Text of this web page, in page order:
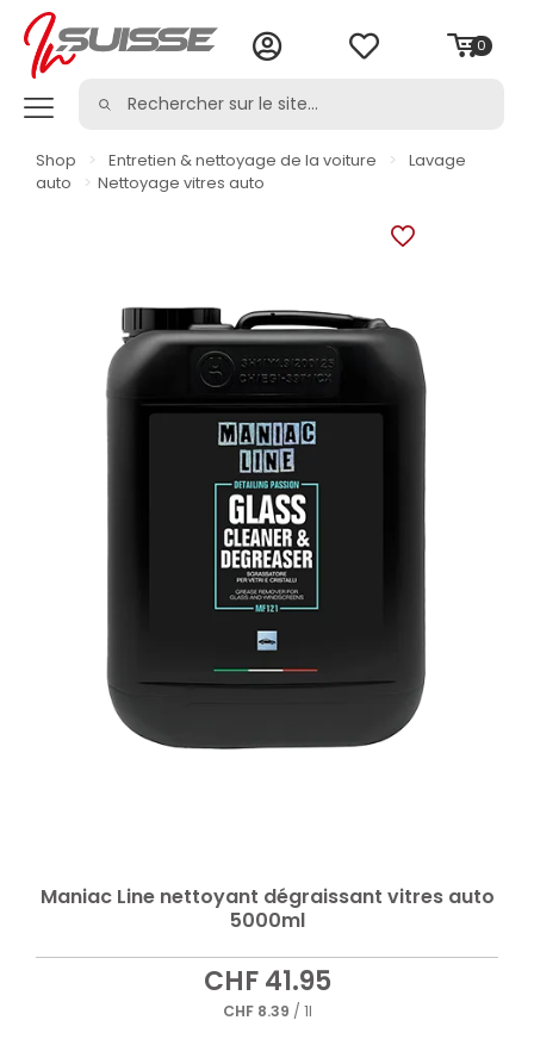
0
Shop > Entretien & nettoyage de la voiture >
Lavage
auto
> Nettoyage vitres auto
Maniac Line nettoyant dégraissant vitres auto
5000ml
CHF41.95
CHF8.39 / 1l